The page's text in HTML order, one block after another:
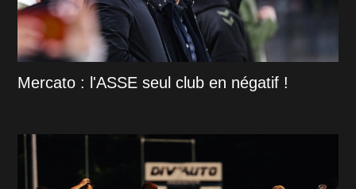
Mercato : l'ASSE seul club en négatif !